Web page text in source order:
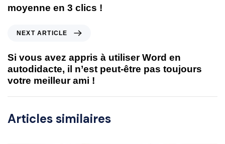
moyenne en 3 clics !
NEXT ARTICLE
Si vous avez appris à utiliser Word en
autodidacte, il n’est peut-être pas toujours
votre meilleur ami !
Articles similaires